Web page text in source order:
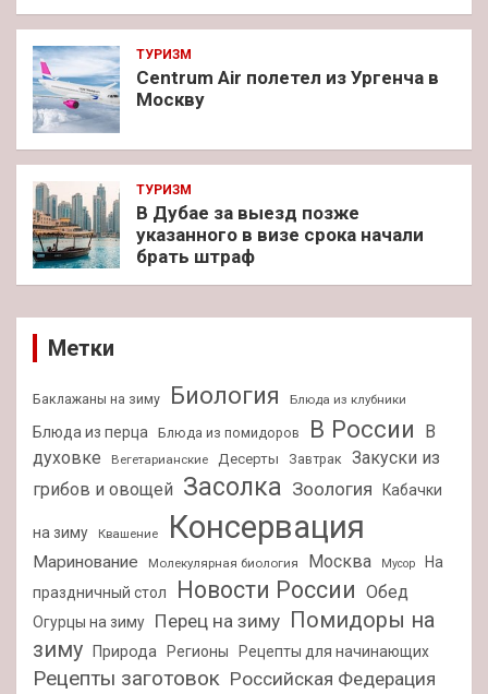
ТУРИЗМ
Centrum Air полетел из Ургенча в
Москву
ТУРИЗМ
В Дубае за выезд позже
указанного в визе срока начали
брать штраф
Метки
Баклажаны на зиму Биология Блюда из клубники
Блюда из перца Блюда из помидоров В России
В
духовке
Вегетарианские Десерты Завтрак Закуски из
грибов и овощей Засолка Зоология Кабачки
на зиму Квашение Консервация
Маринование Молекулярная биология Москва Мусор
На
праздничный стол
Новости России Обед
Огурцы на зиму Перец на зиму Помидоры на
зиму
Природа Регионы Рецепты для начинающих
Рецепты заготовок Российская Федерация